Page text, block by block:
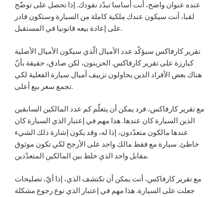
عنده عنوان واضح، أنت أساسا تبدّد نقودك. إذا تحصل على توضّح
لقبا، أنت سيكون عندك ملكية كاملة من السيارة وستكون قادر
على إعادة بيعه قانونيا في المستقبل.
تقرير كارفاكس سيؤكّد عدد الأميال الّذي سيكون الأميال الأصلية
كبارزة على تقرير كارفاكس. الحزينون، لكن صادق، حقيقة بأنّ
هناك بعض الأفراد الذين يحاولون تزييف أميال سيارة الفعلية لكي
تجمع سعر بيع أعلى.
مع تقرير كارفاكس، فرد يمكن أن يتعلّم كم عدد المالكين السابقين
الذين السيارة كان عندها. هذا مهم في إعتبار الذي السيارة كان
عندها مالكون متعدّدون، إذا له، وقد يكون إشارة ذلك الشيء
خاطئ. سيارة مع فقط مالك واحد على الأرجح لكي تكون موثوق
مقابل واحد الذي خلط بين المالكين المتعدّدين.
مع تقرير كارفاكس، أنت يمكن أن تكتشف الذي، إذا أيّ، تصليحات
جعلت على السيارة. هذا مهم في إعتبار الذي نوع رجوع مشكلة